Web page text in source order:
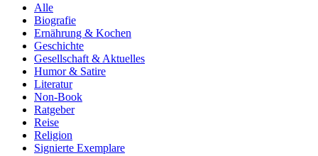
Alle
Biografie
Ernährung & Kochen
Geschichte
Gesellschaft & Aktuelles
Humor & Satire
Literatur
Non-Book
Ratgeber
Reise
Religion
Signierte Exemplare